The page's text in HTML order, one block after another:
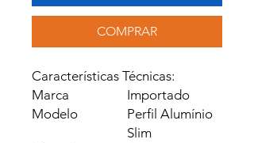
COMPRAR
Características Técnicas:
Marca
Importado
Modelo
Perfil Alumínio
Slim